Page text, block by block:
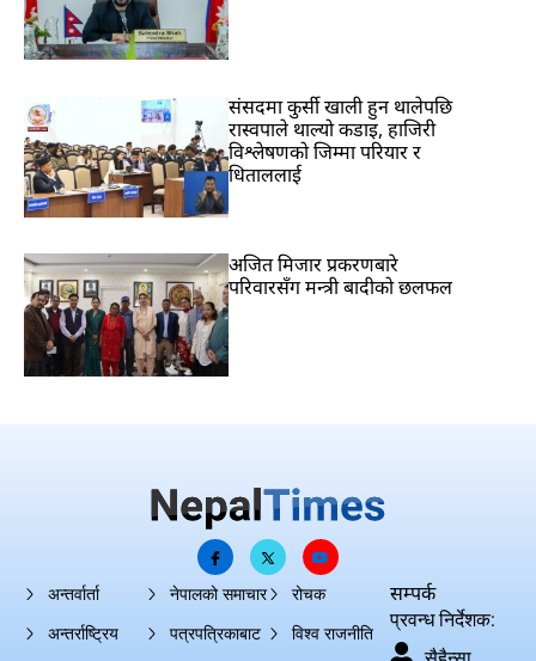
संसदमा कुर्सी खाली हुन थालेपछि
रास्वपाले थाल्यो कडाइ, हाजिरी
विश्लेषणको जिम्मा परियार र
धिताललाई
अजित मिजार प्रकरणबारे
परिवारसँग मन्त्री बादीको छलफल
अन्तर्वार्ता
अन्तर्राष्ट्रिय
नेपालको समाचार
पत्रपत्रिकाबाट
रोचक
विश्व राजनीति
सम्पर्क
प्रवन्ध निर्देशक: